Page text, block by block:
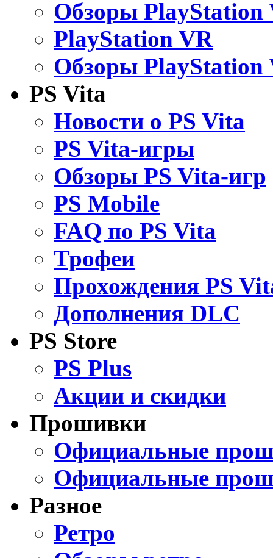
Обзоры PlayStation
PlayStation VR
Обзоры PlayStation
PS Vita
Новости о PS Vita
PS Vita-игры
Обзоры PS Vita-игр
PS Mobile
FAQ по PS Vita
Трофеи
Прохождения PS
Дополнения DLC
PS Store
PS Plus
Акции и скидки
Прошивки
Официальные
Официальные
Разное
Ретро